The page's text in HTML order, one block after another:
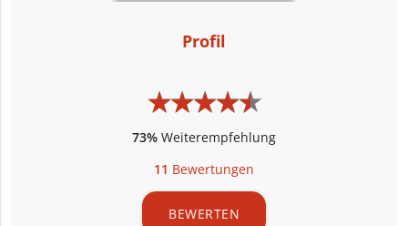
Profil
★★★★★
★★★★★
73% Weiterempfehlung
11 Bewertungen
BEWERTEN